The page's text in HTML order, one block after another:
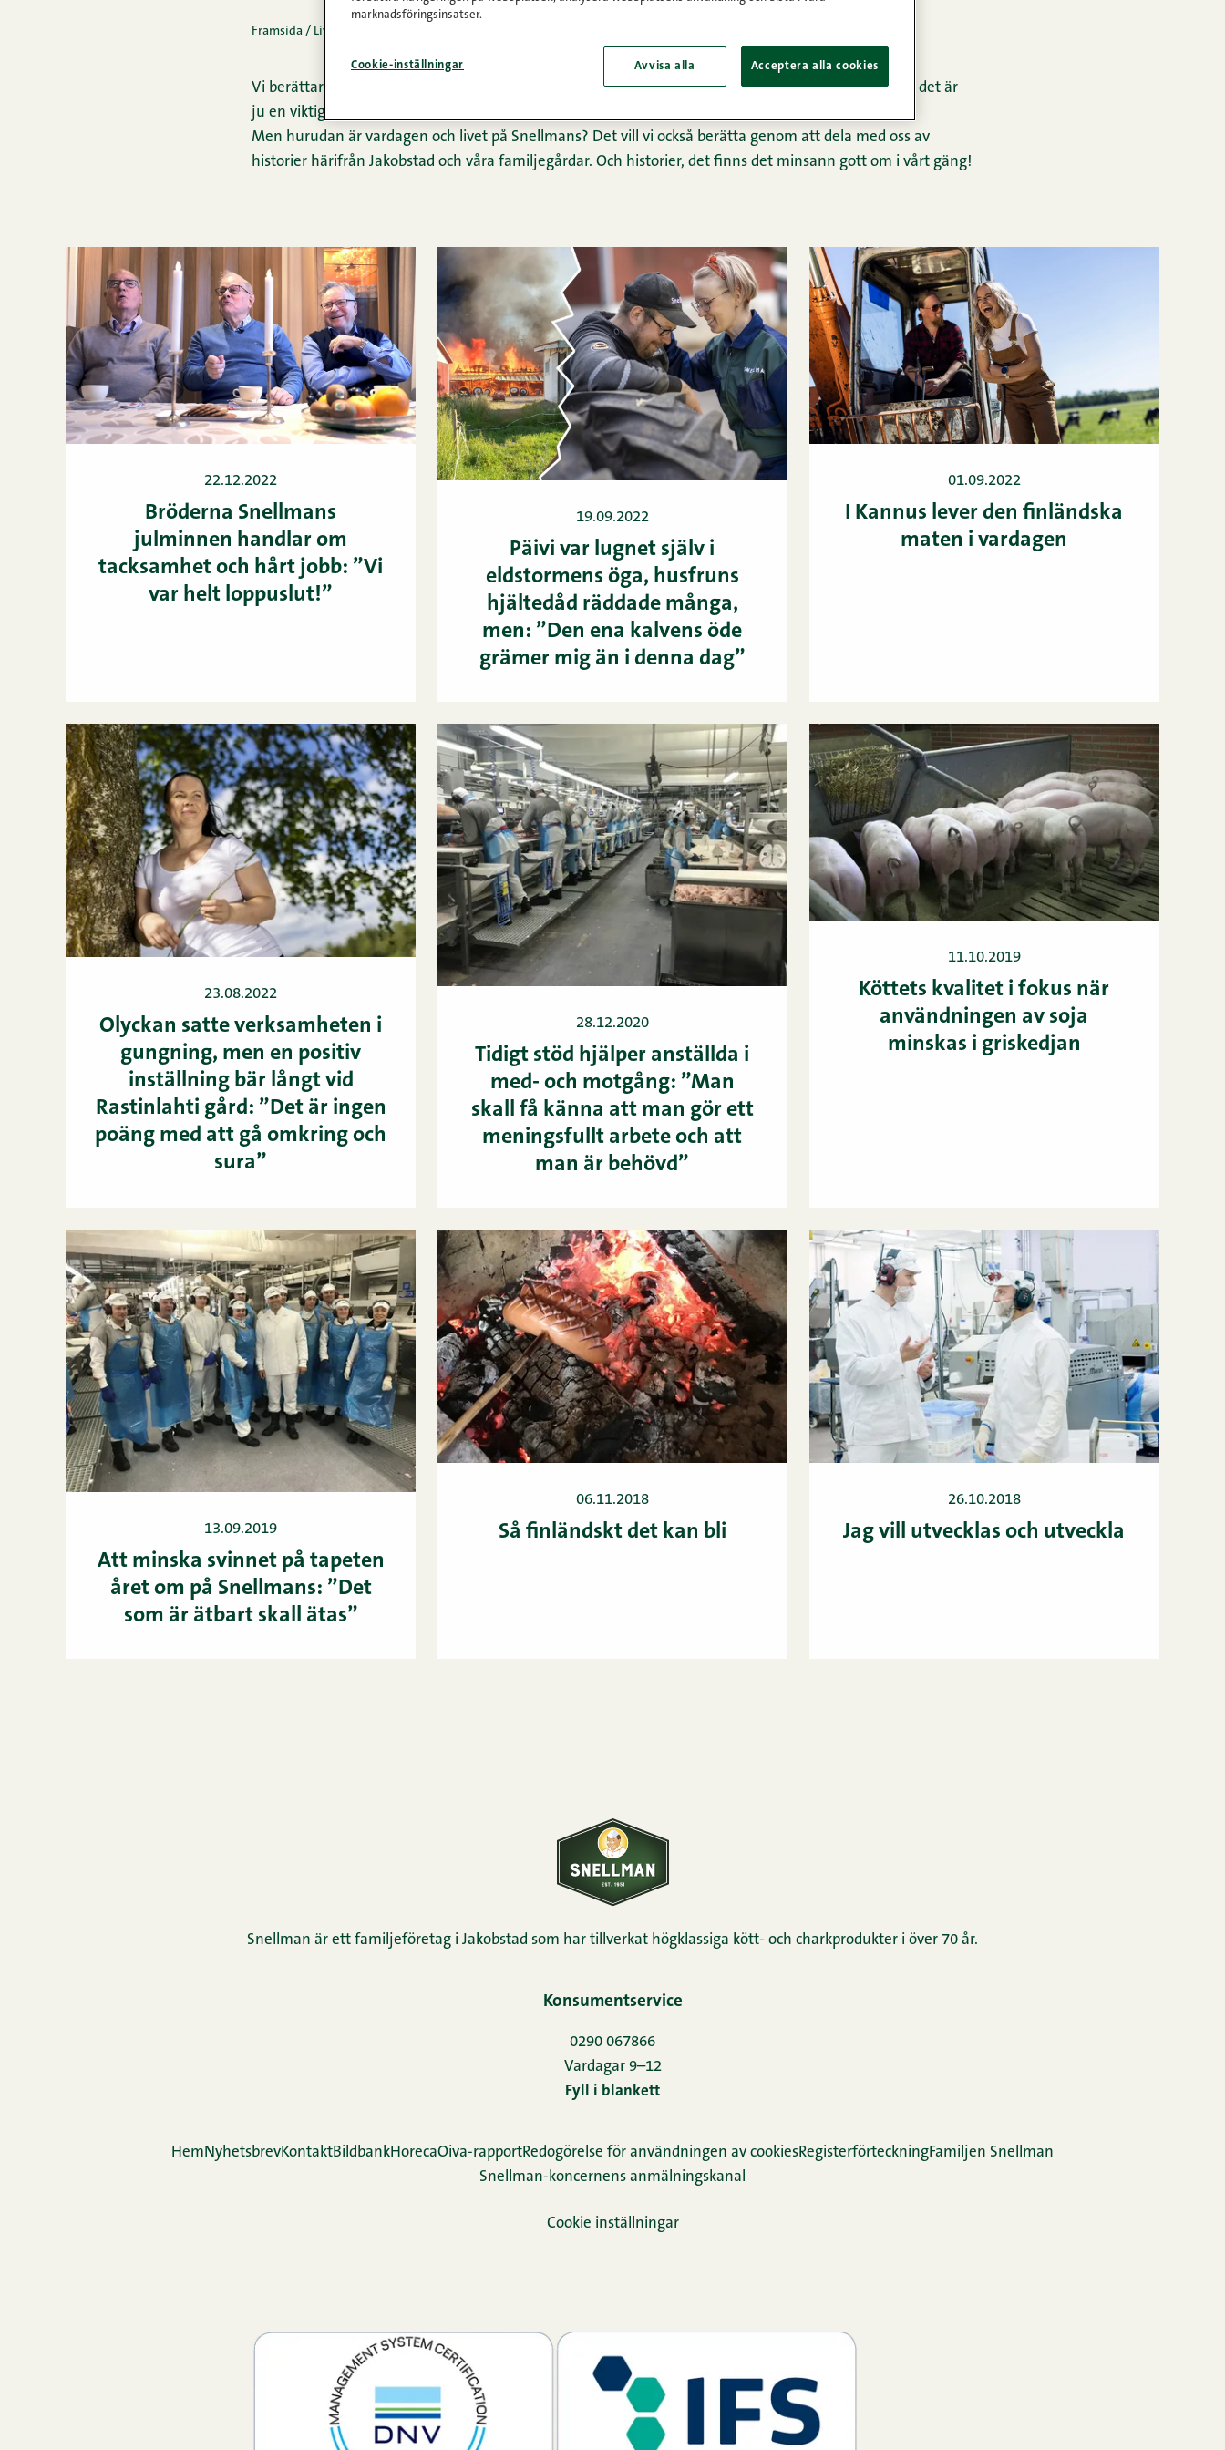
Framsida / Livet på Snellmans
Vi berättar ofta att våra produkter innehåller mycket kött och så lite tillsatsämnen som möjligt. Och det är
ju en viktig sak att lyfta fram.
Men hurudan är vardagen och livet på Snellmans? Det vill vi också berätta genom att dela med oss av
historier härifrån Jakobstad och våra familjegårdar. Och historier, det finns det minsann gott om i vårt gäng!
22.12.2022
Bröderna Snellmans
julminnen handlar om
tacksamhet och hårt jobb: ”Vi
var helt loppuslut!”
19.09.2022
Päivi var lugnet själv i
eldstormens öga, husfruns
hjältedåd räddade många,
men: ”Den ena kalvens öde
grämer mig än i denna dag”
01.09.2022
I Kannus lever den finländska
maten i vardagen
23.08.2022
Olyckan satte verksamheten i
gungning, men en positiv
inställning bär långt vid
Rastinlahti gård: ”Det är ingen
poäng med att gå omkring och
sura”
28.12.2020
Tidigt stöd hjälper anställda i
med- och motgång: ”Man
skall få känna att man gör ett
meningsfullt arbete och att
man är behövd”
11.10.2019
Köttets kvalitet i fokus när
användningen av soja
minskas i griskedjan
13.09.2019
Att minska svinnet på tapeten
året om på Snellmans: ”Det
som är ätbart skall ätas”
06.11.2018
Så finländskt det kan bli
26.10.2018
Jag vill utvecklas och utveckla
Snellman är ett familjeföretag i Jakobstad som har tillverkat högklassiga kött- och charkprodukter i över 70 år.
Konsumentservice
0290 067866
Vardagar 9–12
Fyll i blankett
HemNyhetsbrevKontaktBildbankHorecaOiva-rapportRedogörelse för användningen av cookiesRe­gis­ter­för­teck­ningFamiljen Snellman
Snellman-koncernens anmälningskanal
Cookie inställningar
marknadsföringsinsatser.
Cookie-inställningar Avvisa alla Acceptera alla cookies